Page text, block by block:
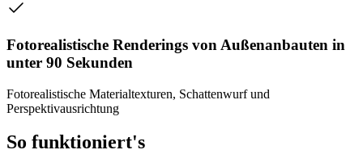
Fotorealistische Renderings von Außenanbauten in
unter 90 Sekunden
Fotorealistische Materialtexturen, Schattenwurf und
Perspektivausrichtung
So funktioniert's